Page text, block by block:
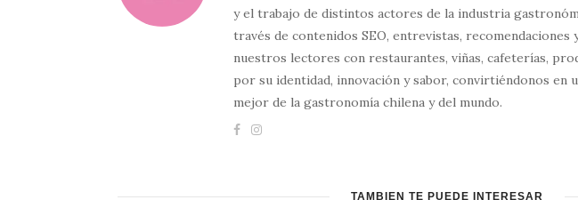
y el trabajo de distintos actores de la industria
través de contenidos SEO, entrevistas, recomendaciones
nuestros lectores con restaurantes, viñas, cafeterías,
por su identidad, innovación y sabor, convirtiéndonos en
mejor de la gastronomía chilena y del mundo.
TAMBIÉN TE PUEDE INTERESAR